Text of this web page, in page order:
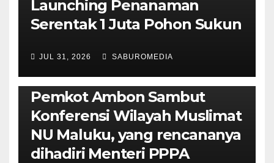
Launching Penanaman
Serentak 1 Juta Pohon Sukun
JUL 31, 2026 SABUROMEDIA
AMBON METRO JURNALISME AKTIVIS
POLITIK & PEMERINTAHAN
Pemkot Ambon Sambut
Konferensi Wilayah Muslimat
NU Maluku, yang rencananya
dihadiri Menteri PPPA